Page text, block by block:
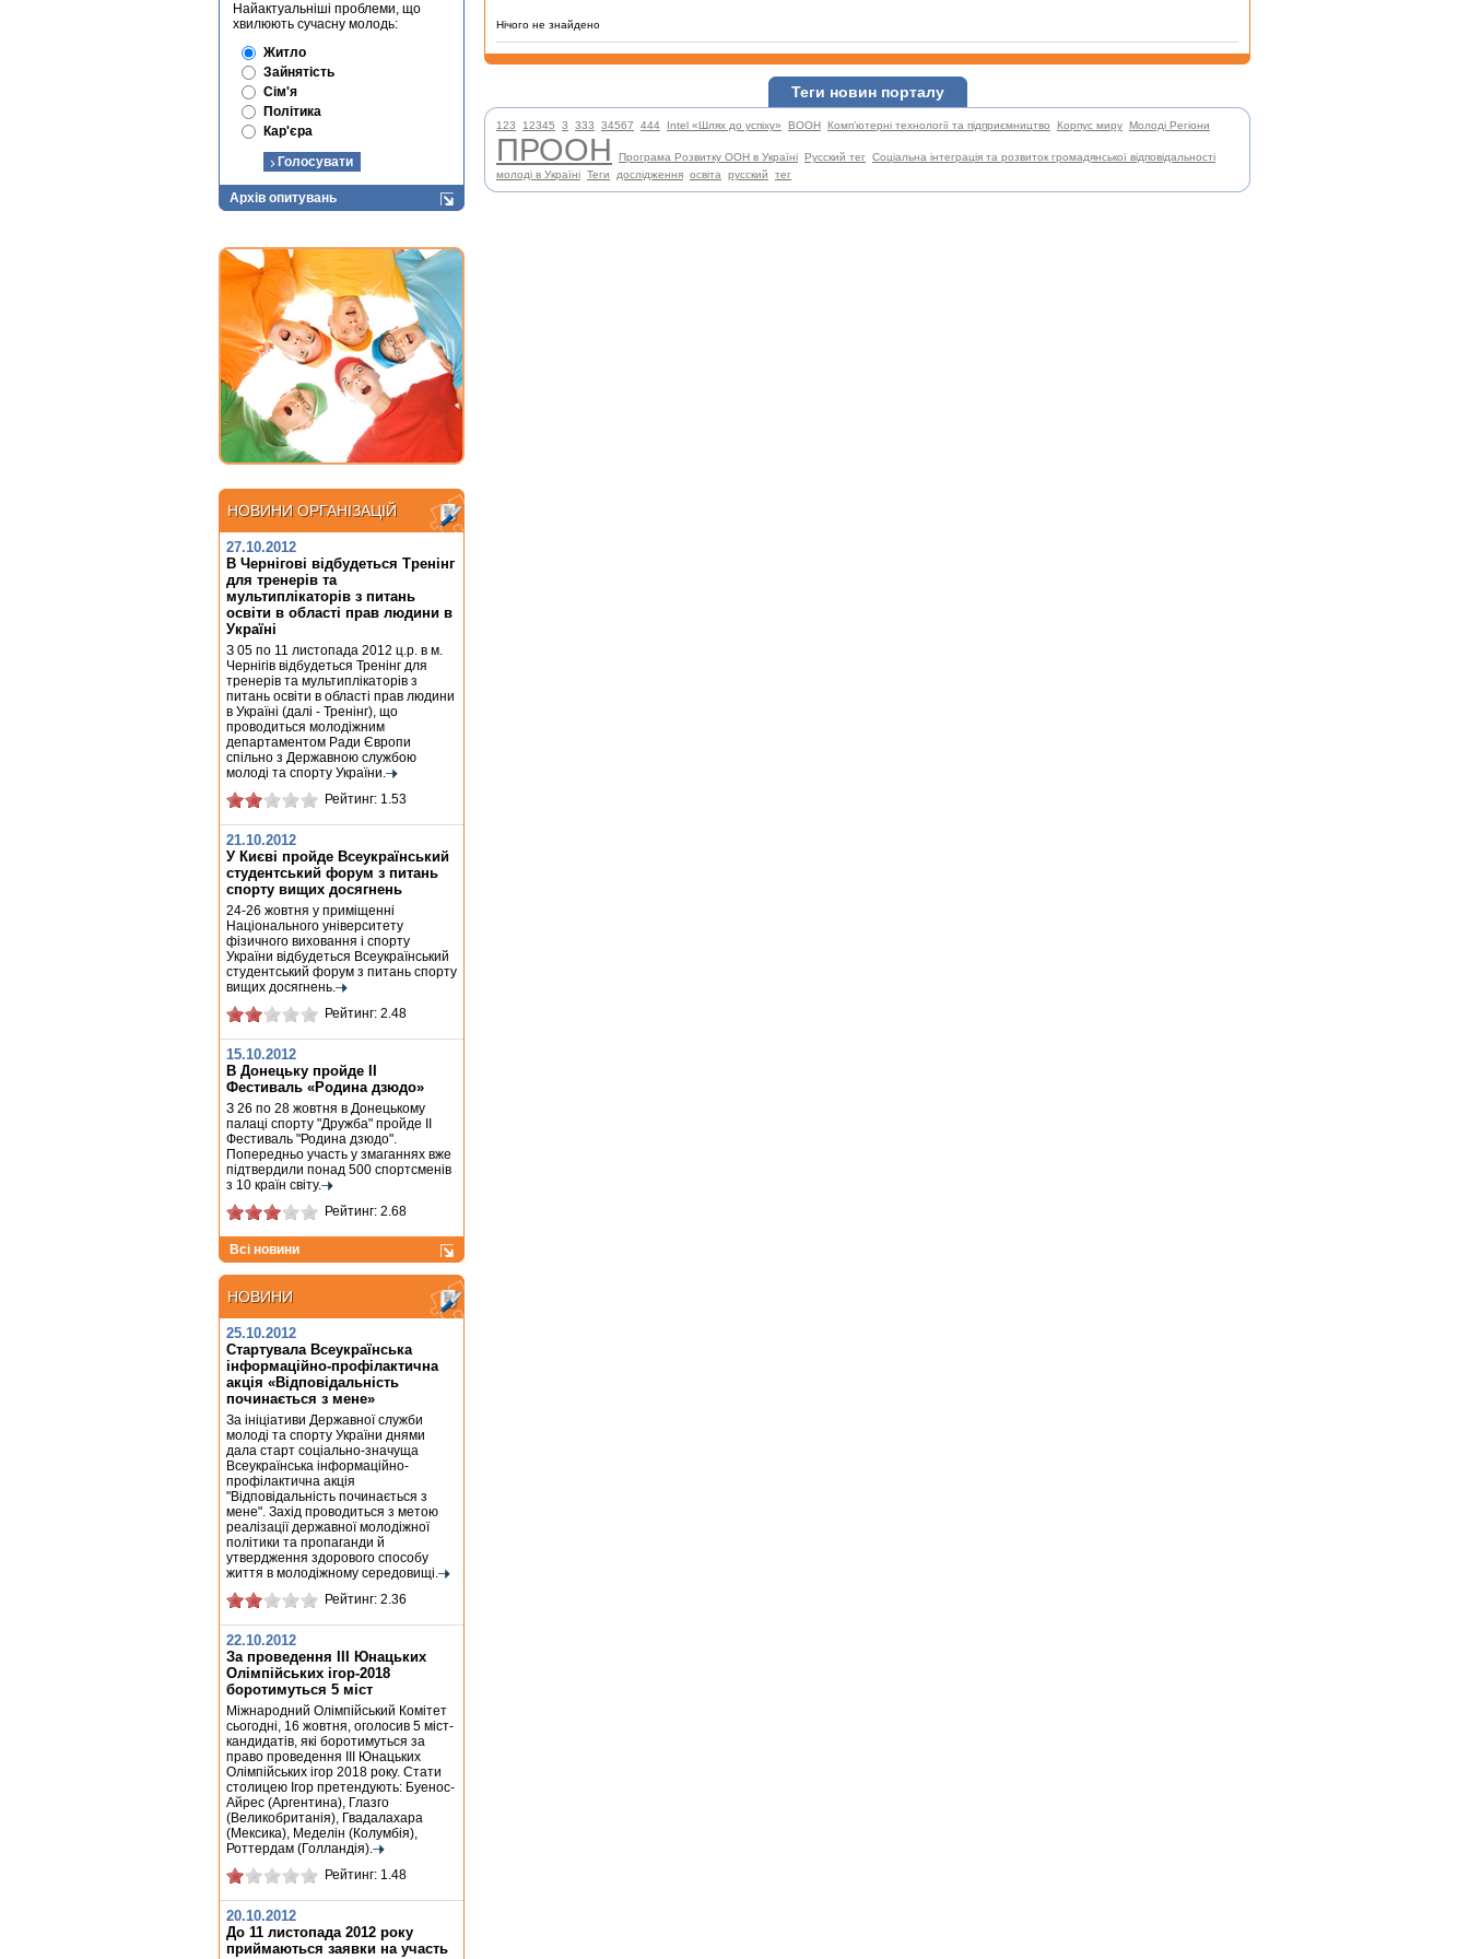
Найактуальніші проблеми, що
хвилюють сучасну молодь:
Житло
Зайнятість
Сім'я
Політика
Кар'єра
Архів опитувань
НОВИНИ ОРГАНІЗАЦІЙ
НОВИНИ ОРГАНІЗАЦІЙ
27.10.2012
В Чернігові відбудеться Тренінг
для тренерів та
мультиплікаторів з питань
освіти в області прав людини в
Україні
З 05 по 11 листопада 2012 ц.р. в м.
Чернігів відбудеться Тренінг для
тренерів та мультиплікаторів з
питань освіти в області прав людини
в Україні (далі - Тренінг), що
проводиться молодіжним
департаментом Ради Європи
спільно з Державною службою
молоді та спорту України.
Рейтинг: 1.53
21.10.2012
У Києві пройде Всеукраїнський
студентський форум з питань
спорту вищих досягнень
24-26 жовтня у приміщенні
Національного університету
фізичного виховання і спорту
України відбудеться Всеукраїнський
студентський форум з питань спорту
вищих досягнень.
Рейтинг: 2.48
15.10.2012
В Донецьку пройде ІІ
Фестиваль «Родина дзюдо»
З 26 по 28 жовтня в Донецькому
палаці спорту "Дружба" пройде ІІ
Фестиваль "Родина дзюдо".
Попередньо участь у змаганнях вже
підтвердили понад 500 спортсменів
з 10 країн світу.
Рейтинг: 2.68
Всі новини
НОВИНИ
НОВИНИ
25.10.2012
Стартувала Всеукраїнська
інформаційно-профілактична
акція «Відповідальність
починається з мене»
За ініціативи Державної служби
молоді та спорту України днями
дала старт соціально-значуща
Всеукраїнська інформаційно-
профілактична акція
"Відповідальність починається з
мене". Захід проводиться з метою
реалізації державної молодіжної
політики та пропаганди й
утвердження здорового способу
життя в молодіжному середовищі.
Рейтинг: 2.36
22.10.2012
За проведення ІІІ Юнацьких
Олімпійських ігор-2018
боротимуться 5 міст
Міжнародний Олімпійський Комітет
сьогодні, 16 жовтня, оголосив 5 міст-
кандидатів, які боротимуться за
право проведення III Юнацьких
Олімпійських ігор 2018 року. Стати
столицею Ігор претендують: Буенос-
Айрес (Аргентина), Глазго
(Великобританія), Гвадалахара
(Мексика), Меделін (Колумбія),
Роттердам (Голландія).
Рейтинг: 1.48
20.10.2012
До 11 листопада 2012 року
приймаються заявки на участь
Нічого не знайдено
Теги новин порталу
123 12345 3 333 34567 444 Intel «Шлях до успіху» ВООН Комп’ютерні технології та підприємництво Корпус миру Молоді Регіони
ПРООН Програма Розвитку ООН в Україні Русский тег Соціальна інтеграція та розвиток громадянської відповідальності
молоді в Україні Теги дослідження освіта русский тег